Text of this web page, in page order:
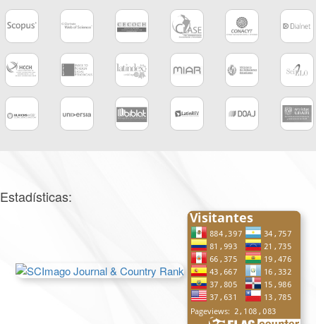
Estadísticas: